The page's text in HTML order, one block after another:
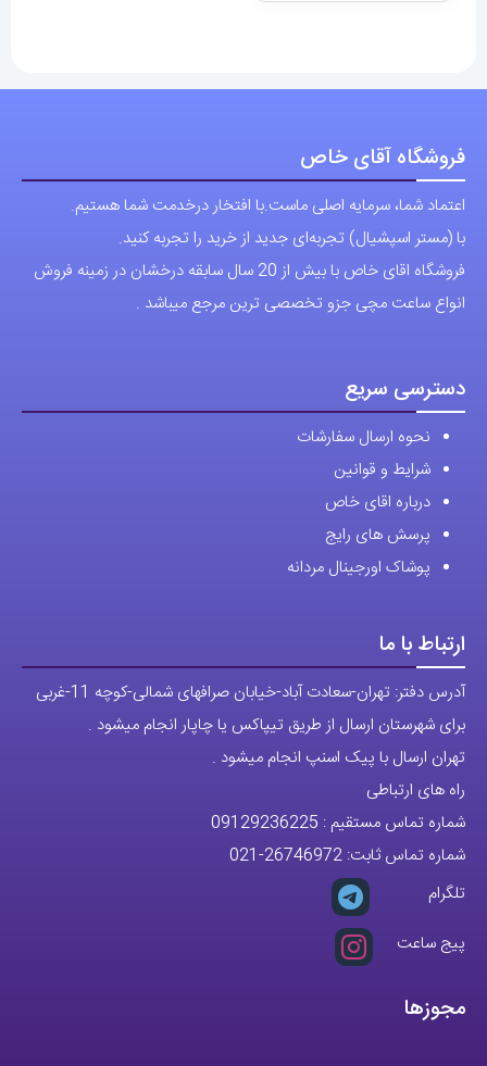
فروشگاه آقای خاص
اعتماد شما، سرمایه اصلی ماست.با افتخار درخدمت شما هستیم.
با (مستر اسپشیال) تجربه‌ای جدید از خرید را تجربه کنید.
فروشگاه اقای خاص با بیش از 20 سال سابقه درخشان در زمینه فروش
انواع ساعت مچی جزو تخصصی ترین مرجع میباشد .
دسترسی سریع
نحوه ارسال سفارشات
شرایط و قوانین
درباره اقای خاص
پرسش های رایج
پوشاک اورجینال مردانه
ارتباط با ما
آدرس دفتر: تهران-سعادت آباد-خیابان صرافهای شمالی-کوچه 11-غربی
برای شهرستان ارسال از طریق تیپاکس یا چاپار انجام میشود .
تهران ارسال با پیک اسنپ انجام میشود .
راه های ارتباطی
شماره تماس مستقیم : 09129236225
شماره تماس ثابت: 26746972
-021
تلگرام
پیج ساعت
مجوزها